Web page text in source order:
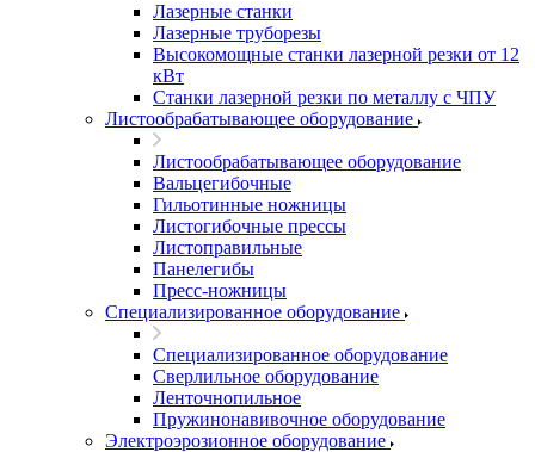
Лазерные станки
Лазерные труборезы
Высокомощные станки лазерной резки от 12
кВт
Станки лазерной резки по металлу с ЧПУ
Листообрабатывающее оборудование
Листообрабатывающее оборудование
Вальцегибочные
Гильотинные ножницы
Листогибочные прессы
Листоправильные
Панелегибы
Пресс-ножницы
Специализированное оборудование
Специализированное оборудование
Сверлильное оборудование
Ленточнопильное
Пружинонавивочное оборудование
Электроэрозионное оборудование